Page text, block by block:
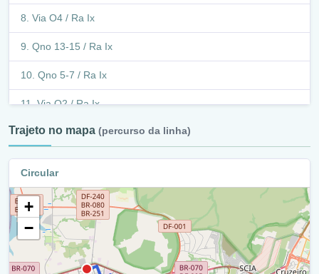
Via O4 / Ra Ix
Qno 13-15 / Ra Ix
Qno 5-7 / Ra Ix
Via O2 / Ra Ix
Balão - Via Nm3 / Via Mn2 / Ra Ix
Balão - Via Nm3 / Via M1 Norte / Ra Ix
Via Nm3 / Ra Ix
Via Nm3 / Ra Iii
Via M4 Norte / Ra Iii
Trajeto no mapa (percurso da linha)
Circular
+
−